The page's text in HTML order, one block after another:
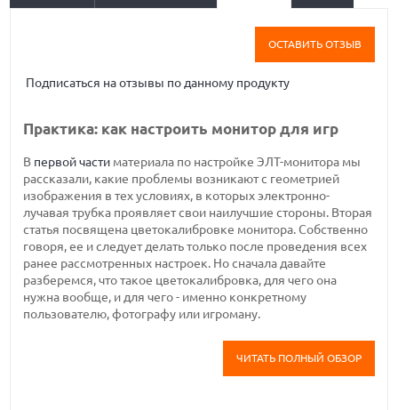
ОСТАВИТЬ ОТЗЫВ
Подписаться на отзывы по данному продукту
Практика: как настроить монитор для игр
В первой части материала по настройке ЭЛТ-монитора мы
рассказали, какие проблемы возникают с геометрией
изображения в тех условиях, в которых электронно-
лучавая трубка проявляет свои наилучшие стороны. Вторая
статья посвящена цветокалибровке монитора. Собственно
говоря, ее и следует делать только после проведения всех
ранее рассмотренных настроек. Но сначала давайте
разберемся, что такое цветокалибровка, для чего она
нужна вообще, и для чего - именно конкретному
пользователю, фотографу или игроману.
ЧИТАТЬ ПОЛНЫЙ ОБЗОР